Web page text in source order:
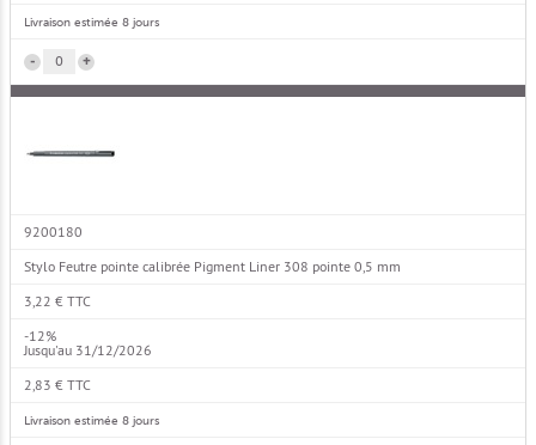
Livraison estimée 8 jours
+
-
9200180
Stylo Feutre pointe calibrée Pigment Liner 308 pointe 0,5 mm
3,22 € TTC
-12%
Jusqu'au 31/12/2026
2,83 € TTC
Livraison estimée 8 jours